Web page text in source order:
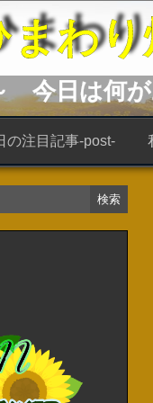
まわ
今日は何
の注目記事-post-